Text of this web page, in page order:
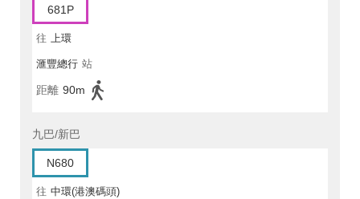
681P
往 上環
滙豐總行 站
距離 90m
九巴/新巴
N680
往 中環(港澳碼頭)